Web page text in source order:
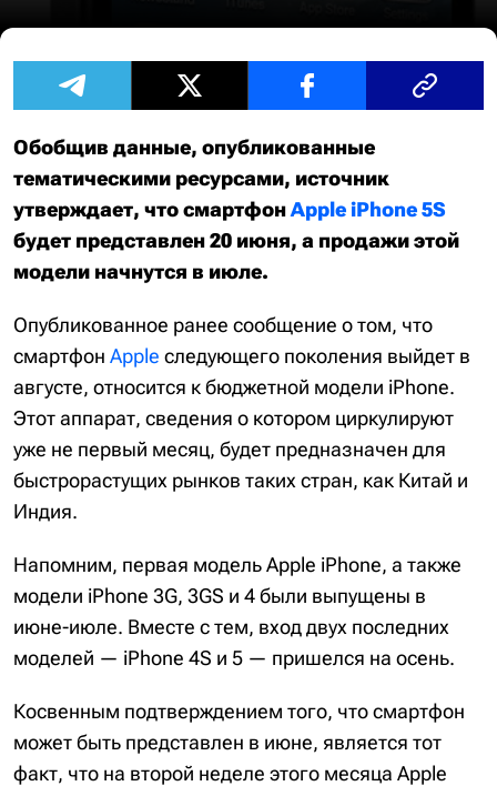
Обобщив данные, опубликованные
тематическими ресурсами, источник
утверждает, что смартфонApple iPhone 5S
будет представлен 20 июня, а продажи этой
модели начнутся в июле.
Опубликованное ранее сообщение о том, что
смартфон Apple следующего поколения выйдет в
августе, относится к бюджетной модели iPhone.
Этот аппарат, сведения о котором циркулируют
уже не первый месяц, будет предназначен для
быстрорастущих рынков таких стран, как Китай и
Индия.
Напомним, первая модель Apple iPhone, а также
модели iPhone 3G, 3GS и 4 были выпущены в
июне-июле. Вместе с тем, вход двух последних
моделей — iPhone 4S и 5 — пришелся на осень.
Косвенным подтверждением того, что смартфон
может быть представлен в июне, является тот
факт, что на второй неделе этого месяца Apple